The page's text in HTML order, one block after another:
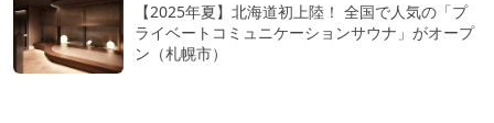
【2025年夏】北海道初上陸！ 全国で人気の「プ
ライベートコミュニケーションサウナ」がオープ
ン（札幌市）